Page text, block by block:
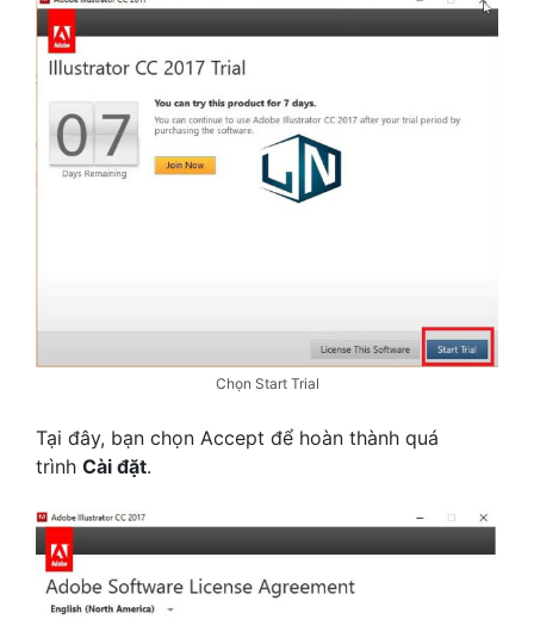
Chọn Start Trial
Tại đây, bạn chọn Accept để hoàn thành quá
trình Cài đặt.